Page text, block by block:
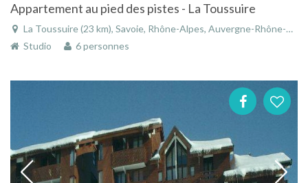
Appartement au pied des pistes - La Toussuire
La Toussuire (23 km), Savoie, Rhône-Alpes, Auvergne-Rhône-Alpes, France
Studio
6 personnes